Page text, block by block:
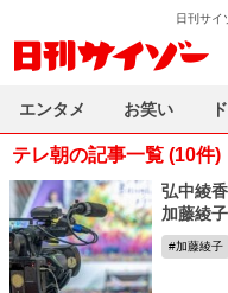
日刊サイ
テレ朝の記事一覧 (10件)
弘中綾
加藤綾
加藤綾子
エンタメ お笑い